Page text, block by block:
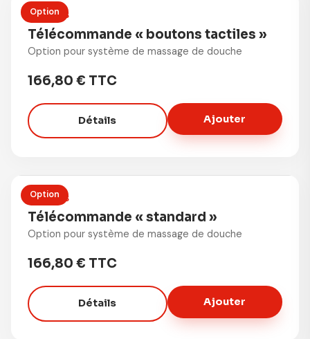
Option
OPTIONS
Télécommande « boutons tactiles »
Option pour système de massage de douche
166,80 € TTC
Détails Ajouter
Option
OPTIONS
Télécommande « standard »
Option pour système de massage de douche
166,80 € TTC
Détails Ajouter